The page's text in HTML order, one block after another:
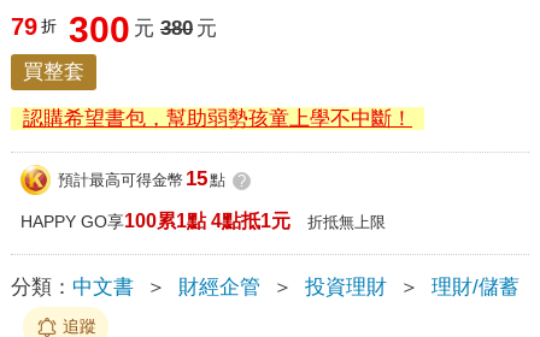
79 折 300 元 380 元
買整套
認購希望書包，幫助弱勢孩童上學不中斷！
預計最高可得金幣 15點 ?
HAPPY GO享100累1點 4點抵1元 折抵無上限
分類： 中文書 ＞ 財經企管 ＞ 投資理財 ＞ 理財/儲蓄
追蹤